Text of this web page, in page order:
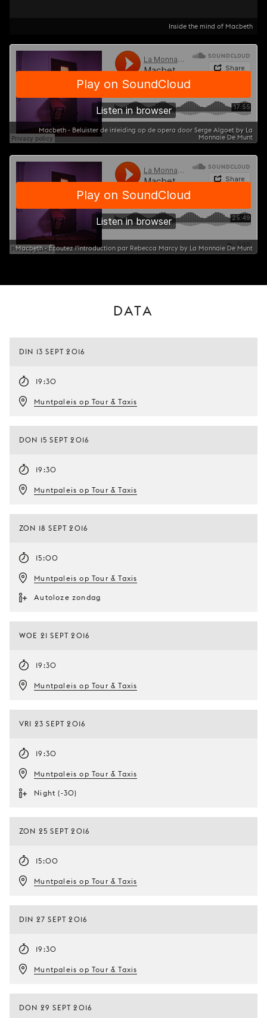
Inside the mind of Macbeth
Macbeth - Beluister de inleiding op de opera door Serge Algoet by La
Monnaie De Munt
Macbeth - Écoutez l'introduction par Rebecca Marcy by La Monnaie De Munt
DATA
DIN 13 SEPT 2016
19:30
Muntpaleis op Tour & Taxis
DON 15 SEPT 2016
19:30
Muntpaleis op Tour & Taxis
ZON 18 SEPT 2016
15:00
Muntpaleis op Tour & Taxis
Autoloze zondag
WOE 21 SEPT 2016
19:30
Muntpaleis op Tour & Taxis
VRI 23 SEPT 2016
19:30
Muntpaleis op Tour & Taxis
Night (-30)
ZON 25 SEPT 2016
15:00
Muntpaleis op Tour & Taxis
DIN 27 SEPT 2016
19:30
Muntpaleis op Tour & Taxis
DON 29 SEPT 2016